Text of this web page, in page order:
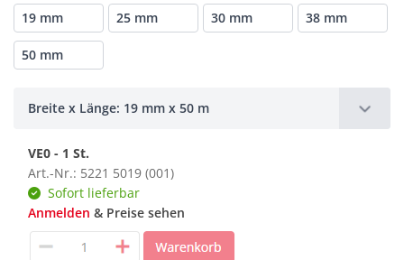
19 mm
25 mm 30 mm 38 mm
50 mm
Breite x Länge: 19 mm x 50 m
VE0 - 1 St.
Art.-Nr.: 5221 5019 (001)
Sofort lieferbar
Anmelden & Preise sehen